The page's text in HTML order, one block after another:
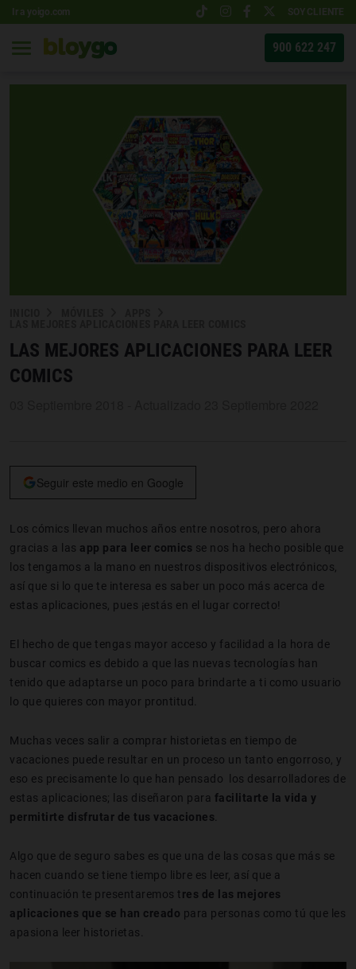
Ir a yoigo.com SOY CLIENTE
900 622 247
LAS MEJORES APLICACIONES PARA LEER
COMICS
Seguir este medio en Google
Los cómics llevan muchos años entre nosotros, pero ahora
gracias a las app para leer comics se nos ha hecho posible que
los tengamos a la mano en nuestros dispositivos electrónicos,
así que si lo que te interesa es saber un poco más acerca de
estas aplicaciones, pues ¡estás en el lugar correcto!
El hecho de que tengas mayor acceso y facilidad a la hora de
buscar comics es debido a que las nuevas tecnologías han
tenido que adaptarse un poco para brindarte a ti como usuario
lo que quieres con mayor prontitud.
Muchas veces salir a comprar historietas en tiempo de
vacaciones puede resultar en un proceso un tanto engorroso, y
eso es precisamente lo que han pensado los desarrolladores de
estas aplicaciones; las diseñaron para facilitarte la vida y
permitirte disfrutar de tus vacaciones
Algo que de seguro sabes es que una de las cosas que más se
hacen cuando se tiene tiempo libre es leer, así que a
continuación te presentaremos tres de las mejores
aplicaciones que se han creado para personas como tú que les
apasiona leer historietas.